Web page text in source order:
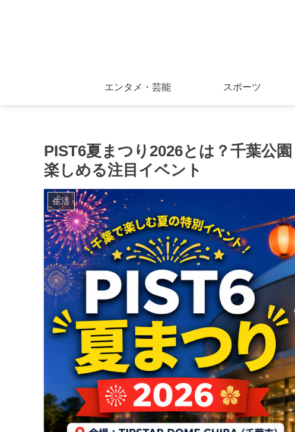
エンタメ・芸能 スポーツ
PIST6夏まつり2026とは？千葉公
楽しめる注目イベント
生活